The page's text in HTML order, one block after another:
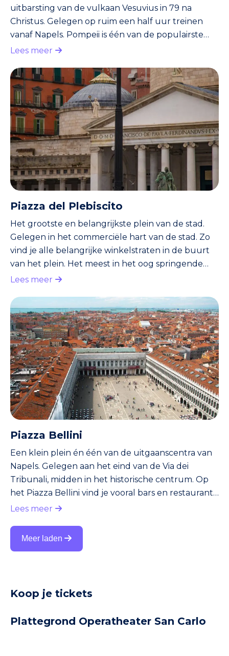
uitbarsting van de vulkaan Vesuvius in 79 na
Christus. Gelegen op ruim een half uur treinen
vanaf Napels. Pompeii is één van de populairste
toeristentrekkers van Italië. Binnen een paar uur
Herculaneum) bedolven onder metersdikke
lagen as. In 1599 werd de stad herontdekt. Het
duurde vervolgens nog zo’n 150 jaar voordat
Pompeii opgegraven werd. Sommige inwoners
werden als versteende mummies teruggevo
Lees meer
Piazza del Plebiscito
Het grootste en belangrijkste plein van de stad.
Gelegen in het commerciële hart van de stad. Zo
vind je alle belangrijke winkelstraten in de buurt
van het plein. Het meest in het oog springende
gebouw aan het plein is de kerk San Francesco di
grote koepel. Ook vallen de zuilengalerijen op.
Deze beginnen voor de kerk en lopen tot in een
halve cirkel rond het plein. Verder vind je aan het
plein het Palazzo Reale. Vanuit bepaalde hoeken
op het p
Lees meer
Piazza Bellini
Een klein plein én één van de uitgaanscentra van
Napels. Gelegen aan het eind van de Via dei
Tribunali, midden in het historische centrum. Op
het Piazza Bellini vind je vooral bars en restaurants
met ruime terrassen. De meeste terrassen zijn
Piazza Bellini komen vooral kunstenaars, artiesten
en andere Napolitanen die in de creatieve sector
Lees meer
Meer laden
Koop je tickets
Plattegrond Operatheater San Carlo